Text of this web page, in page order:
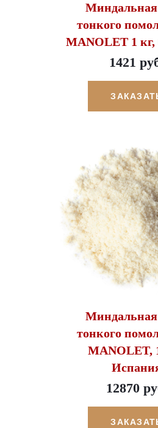
тонкого
MANOLET 1
1421
тонкого
MANOLET,
12870